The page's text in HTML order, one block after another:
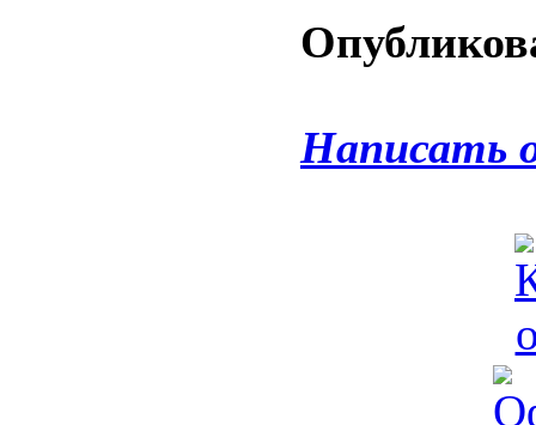
Написать